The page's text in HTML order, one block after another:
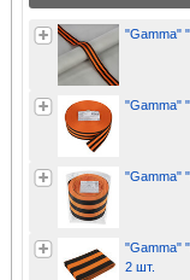
"Gamma"
"Gamma"
"Gamma"
"Gamma"
2 шт.